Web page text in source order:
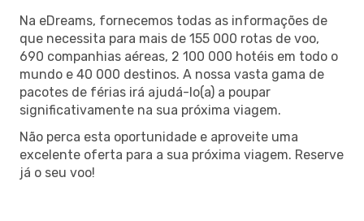
Na eDreams, fornecemos todas as informações de
que necessita para mais de 155 000 rotas de voo,
690 companhias aéreas, 2 100 000 hotéis em todo o
mundo e 40 000 destinos. A nossa vasta gama de
pacotes de férias irá ajudá-lo(a) a poupar
significativamente na sua próxima viagem.
Não perca esta oportunidade e aproveite uma
excelente oferta para a sua próxima viagem. Reserve
já o seu voo!